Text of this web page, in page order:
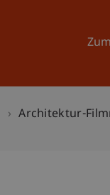
Architektur-